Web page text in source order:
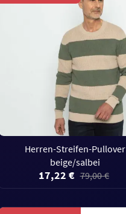
Herren-Streifen-Pullover
beige/salbei
17,22 € 79,00 €